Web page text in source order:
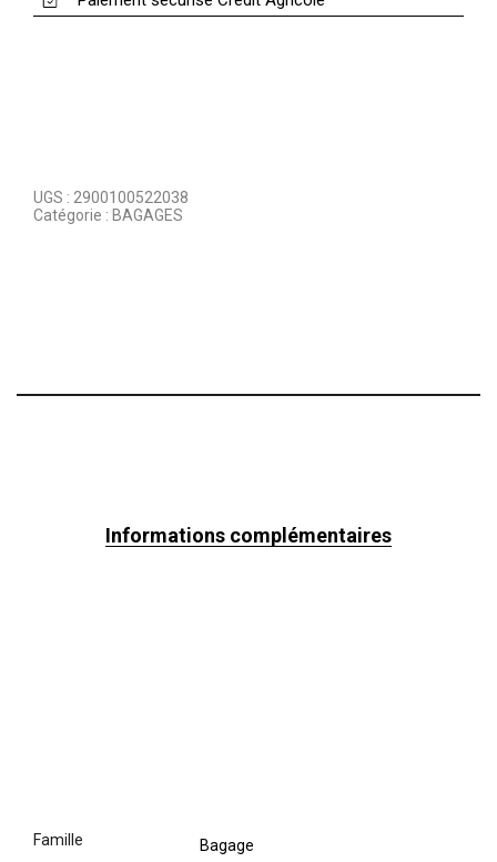
UGS : 2900100522038
Catégorie : BAGAGES
Informations complémentaires
famille Bagage